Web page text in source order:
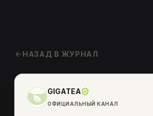
НАЗАД В ЖУРНАЛ
GIGATEA
ОФИЦИАЛЬНЫЙ КАНАЛ